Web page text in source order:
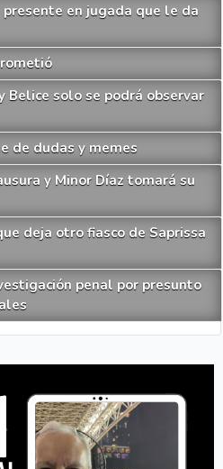
en jugada que le da
Belice solo se podrá observar
de dudas y memes
y Minor Díaz tomará su
deja otro fiasco de Saprissa
penal por presunto